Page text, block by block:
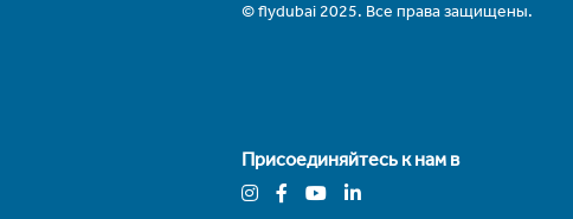
© flydubai 2025. Все права защищены.
Присоединяйтесь к нам в